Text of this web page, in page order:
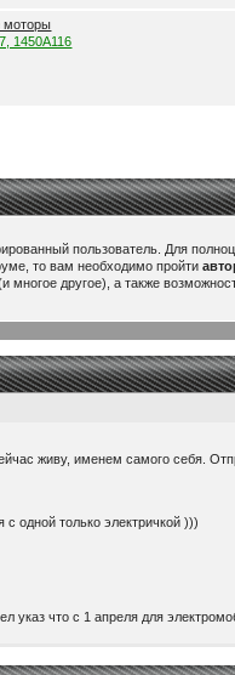
моторы
1450A116
пользователь. Для
то вам необходимо пройти
многое другое), а также
живу, именем самого себя.
одной только электричкой )))
указ что с 1 апреля для